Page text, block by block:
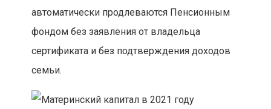
автоматически продлеваются Пенсионным
фондом без заявления от владельца
сертификата и без подтверждения доходов
семьи.